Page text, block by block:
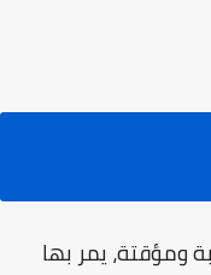
ومؤقتة، يمر بها